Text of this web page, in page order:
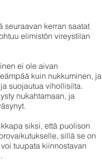
seuraavan kerran saatat
elimistön vireystilan
ei ole aivan
kuin nukkuminen, ja
suojautua vihollisilta.
nukahtamaan, ja
siksi, että puolison
sillä se on
tuupata kiinnostavan